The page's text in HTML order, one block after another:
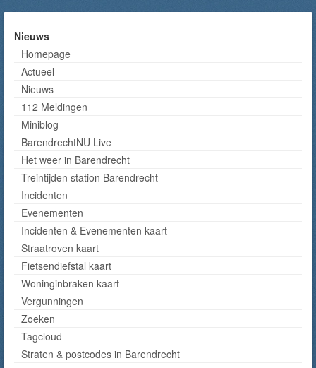
Nieuws
Homepage
Actueel
Nieuws
112 Meldingen
Miniblog
BarendrechtNU Live
Het weer in Barendrecht
Treintijden station Barendrecht
Incidenten
Evenementen
Incidenten & Evenementen kaart
Straatroven kaart
Fietsendiefstal kaart
Woninginbraken kaart
Vergunningen
Zoeken
Tagcloud
Straten & postcodes in Barendrecht